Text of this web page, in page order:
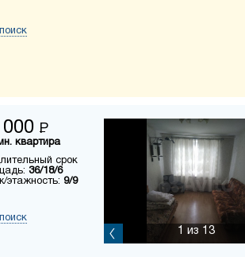
000 Р
квартира
срок
36/18/6
этажность: 9/9
1 из 13